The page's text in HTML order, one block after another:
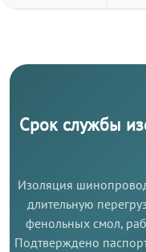
Срок службы
Изоляция
длительную
фенольных смол,
Подтверждено